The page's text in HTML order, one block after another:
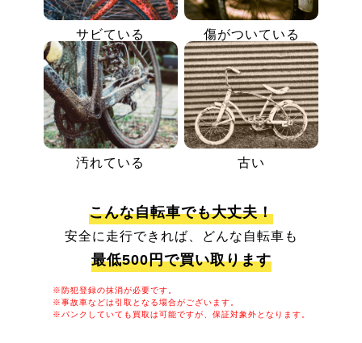
サビている 傷がついている
汚れている 古い
こんな自転車でも大丈夫！
安全に走行できれば、どんな自転車も
最低500円で買い取ります
※防犯登録の抹消が必要です。
※事故車などは引取となる場合がございます。
※パンクしていても買取は可能ですが、保証対象外となります。